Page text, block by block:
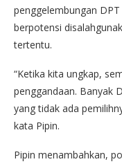
penggelembungan
berpotensi
tertentu.
“Ketika kita ungkap,
penggandaan. Banyak
yang tidak ada
kata Pipin.
Pipin menambahkan,